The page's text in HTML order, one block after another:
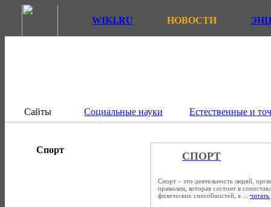
WIKI.RU НОВОСТИ
Сайты Социальные науки Естественные и
Спорт
СПОРТ
Спорт – это деятельность людей,
правилам, которая состоит в
физических способностей, а ... читать